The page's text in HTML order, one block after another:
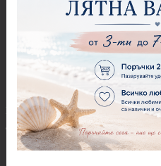
Солвентни бои, Патина
Универсални контури
Реагенти, ръжда
Други Бои
Брокат, пайети, мъниста и
декоративен пясък
Брокати, ледени кристали и